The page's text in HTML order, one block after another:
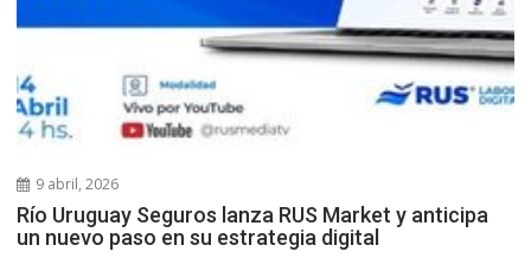
9 abril, 2026
Río Uruguay Seguros lanza RUS Market y anticipa
un nuevo paso en su estrategia digital